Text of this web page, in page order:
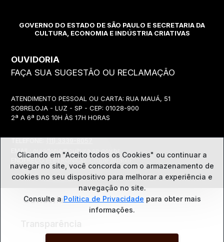
GOVERNO DO ESTADO DE SÃO PAULO E SECRETARIA DA
CULTURA, ECONOMIA E INDÚSTRIA CRIATIVAS
OUVIDORIA
FAÇA SUA SUGESTÃO OU RECLAMAÇÃO
ATENDIMENTO PESSOAL OU CARTA: RUA MAUÁ, 51
SOBRELOJA - LUZ - SP - CEP: 01028-900
2ª A 6ª DAS 10H ÀS 17H HORAS
EMAIL:
ouvidoria@cultura.sp.gov.br
ENDEREÇO ELETRÔNICO: clique abaixo
Ouvidoria
Clicando em "Aceito todos os Cookies" ou continuar a
navegar no site, você concorda com o armazenamento de
cookies no seu dispositivo para melhorar a experiência e
navegação no site.
Consulte a Política de Privacidade para obter mais
informações.